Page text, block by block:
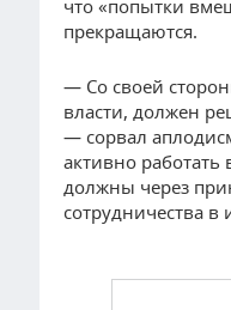
что «попытки
прекращаются.
— Со своей
власти, должен
— сорвал
активно
должны через
сотрудничества в